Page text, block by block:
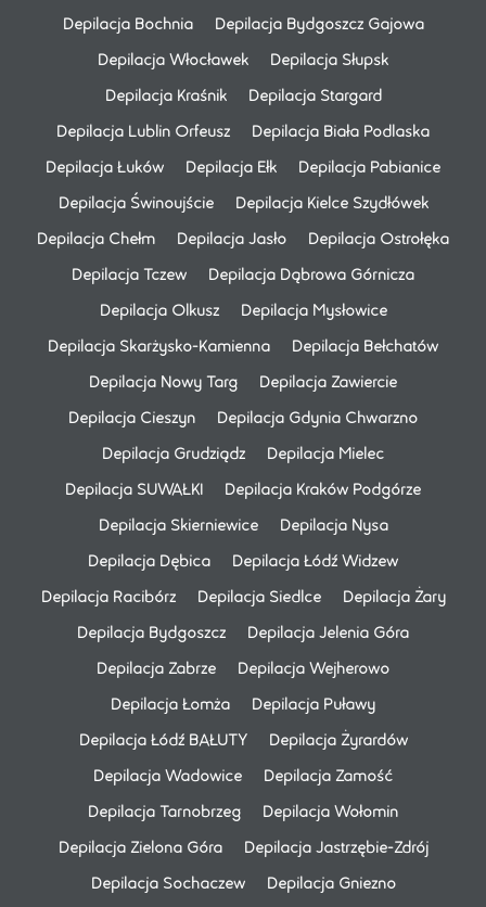
Depilacja Bochnia
Depilacja Bydgoszcz Gajowa
Depilacja Włocławek
Depilacja Słupsk
Depilacja Kraśnik
Depilacja Stargard
Depilacja Lublin Orfeusz
Depilacja Biała Podlaska
Depilacja Łuków
Depilacja Ełk
Depilacja Pabianice
Depilacja Świnoujście
Depilacja Kielce Szydłówek
Depilacja Chełm
Depilacja Jasło
Depilacja Ostrołęka
Depilacja Tczew
Depilacja Dąbrowa Górnicza
Depilacja Olkusz
Depilacja Mysłowice
Depilacja Skarżysko-Kamienna
Depilacja Bełchatów
Depilacja Nowy Targ
Depilacja Zawiercie
Depilacja Cieszyn
Depilacja Gdynia Chwarzno
Depilacja Grudziądz
Depilacja Mielec
Depilacja SUWAŁKI
Depilacja Kraków Podgórze
Depilacja Skierniewice
Depilacja Nysa
Depilacja Dębica
Depilacja Łódź Widzew
Depilacja Racibórz
Depilacja Siedlce
Depilacja Żary
Depilacja Bydgoszcz
Depilacja Jelenia Góra
Depilacja Zabrze
Depilacja Wejherowo
Depilacja Łomża
Depilacja Puławy
Depilacja Łódź BAŁUTY
Depilacja Żyrardów
Depilacja Wadowice
Depilacja Zamość
Depilacja Tarnobrzeg
Depilacja Wołomin
Depilacja Zielona Góra
Depilacja Jastrzębie-Zdrój
Depilacja Sochaczew
Depilacja Gniezno